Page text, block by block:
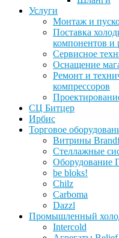
Услуги
Монтаж и
Поставка
компонентов и
Сервисное
Оснащение
Ремонт и
компрессоров
СЦ Битцер
Ирбис
Торговое
Витрины
Стеллажные
Оборудование
be bloks!
Chilz
Carboma
Dazzl
Промышленный
Intercold